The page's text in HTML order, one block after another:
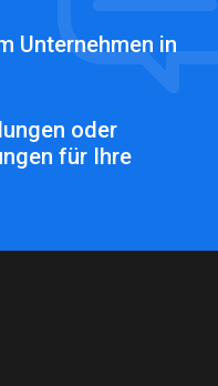
Unternehmen in
oder
für Ihre